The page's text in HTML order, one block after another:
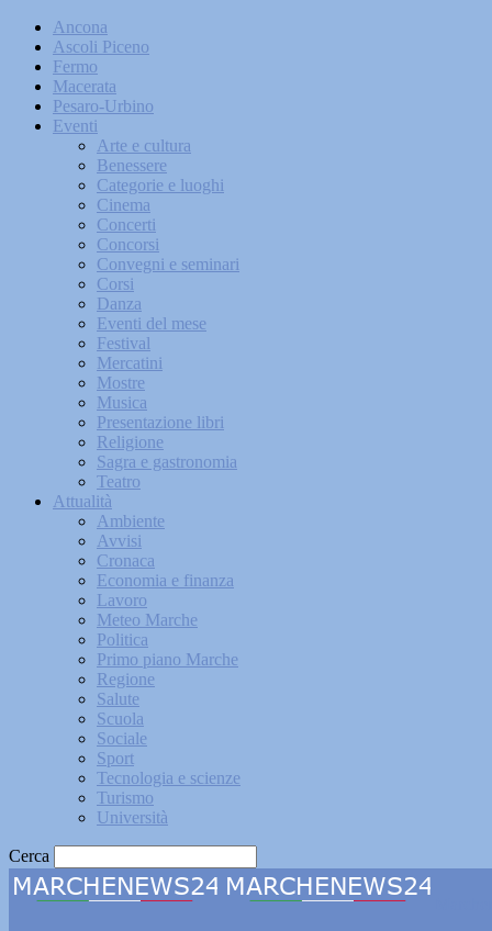
Ancona
Ascoli Piceno
Fermo
Macerata
Pesaro-Urbino
Eventi
Arte e cultura
Benessere
Categorie e luoghi
Cinema
Concerti
Concorsi
Convegni e seminari
Corsi
Danza
Eventi del mese
Festival
Mercatini
Mostre
Musica
Presentazione libri
Religione
Sagra e gastronomia
Teatro
Attualità
Ambiente
Avvisi
Cronaca
Economia e finanza
Lavoro
Meteo Marche
Politica
Primo piano Marche
Regione
Salute
Scuola
Sociale
Sport
Tecnologia e scienze
Turismo
Università
Cerca